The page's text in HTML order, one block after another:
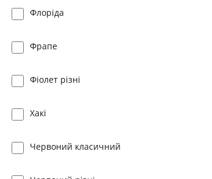
Флоріда
Фрапе
Фіолет різні
Хакі
Червоний класичний